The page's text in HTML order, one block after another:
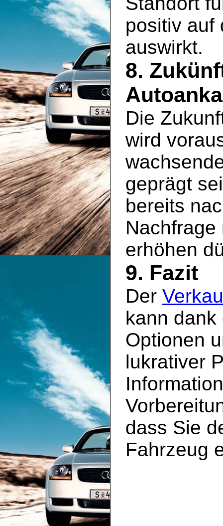
positiv auf
auswirkt.
8.
Die
wird
geprägt
bereits
erhöhen
9. Fazit
Der
kann
Optionen
lukrativer
dass Sie
Fahrzeug